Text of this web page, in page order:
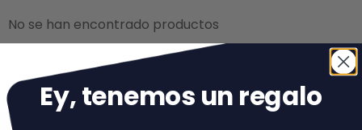
No se han encontrado productos
Ey, tenemos un regalo